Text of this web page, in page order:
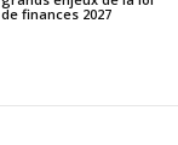
de finances 2027